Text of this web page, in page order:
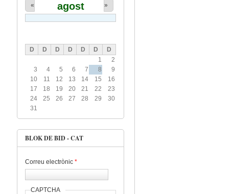
agost
« »
D D D D D D
D
1
2
3
4 5 6 7 8
9
10
11 12 13 14 15
16
17
18 19 20 21 22
23
24
25 26 27 28 29
30
31
BLOK DE BID - CAT
Correu electrònic *
CAPTCHA